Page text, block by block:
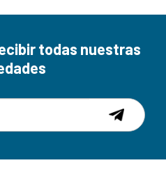
todas nuestras